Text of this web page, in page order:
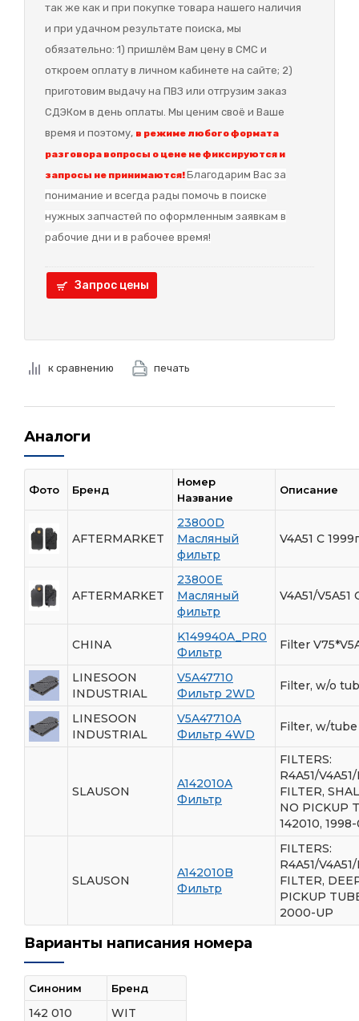
так же как и при покупке товара нашего наличия
и при удачном результате поиска, мы
обязательно: 1) пришлём Вам цену в СМС и
откроем оплату в личном кабинете на сайте; 2)
приготовим выдачу на ПВЗ или отгрузим заказ
СДЭКом в день оплаты. Мы ценим своё и Ваше
время и поэтому, в режиме любого формата
разговора вопросы о цене не фиксируются и
запросы не принимаются!Благодарим Вас за
понимание и всегда рады помочь в поиске
нужных запчастей по оформленным заявкам в
рабочие дни и в рабочее время!
Запрос цены
к сравнению печать
Аналоги
Фото Бренд
Номер
Название
Описание
AFTERMARKET
23800D
Масляный
фильтр
V4A51 С 1999г
AFTERMARKET
23800E
Масляный
фильтр
V4A51/V5A51
CHINA
K149940A_PR0
Фильтр
Filter
LINESOON
INDUSTRIAL
V5A47710
Фильтр 2WD
Filter, w/o
LINESOON
INDUSTRIAL
V5A47710A
Фильтр 4WD
Filter, w/tube
SLAUSON
A142010A
Фильтр
FILTERS:
R4A51/
FILTER,
NO PICKUP
142010,
SLAUSON
A142010B
Фильтр
FILTERS:
R4A51/
FILTER,
PICKUP
2000-UP
Варианты написания номера
Синоним Бренд
142 010
WIT